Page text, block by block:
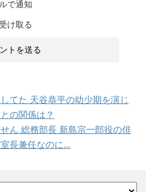
で通知
け取る
てた 天谷恭平の幼少期を演じ
の関係は？
ん 総務部長 新島宗一郎役の俳
長兼任なのに...